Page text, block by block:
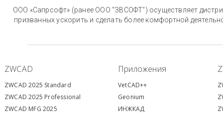
ООО «Сапрсофт» (ранее ООО "ЗВСОФТ") осуществляет
призванных ускорить и сделать более комфортной
ZWCAD Приложения
ZWCAD 2025 Standard
ZWCAD 2025 Professional
ZWCAD MFG 2025
VetCAD++
Geonium
ИНЖКАД